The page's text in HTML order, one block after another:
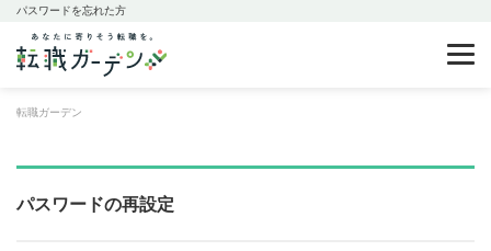
パスワードを忘れた方
転職ガーデン
パスワードの再設定